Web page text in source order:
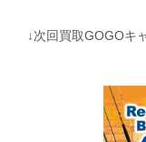
↓次回買取GOGOキ